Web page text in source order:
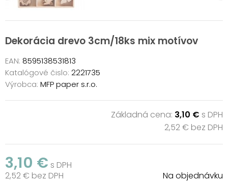
Dekorácia drevo 3cm/18ks mix motívov
EAN: 8595138531813
Katalógové čislo: 2221735
Výrobca: MFP paper s.r.o.
Základná cena: 3,10 € s DPH
2,52 € bez DPH
3,10 € s DPH
2,52 € bez DPH
Na objednávku